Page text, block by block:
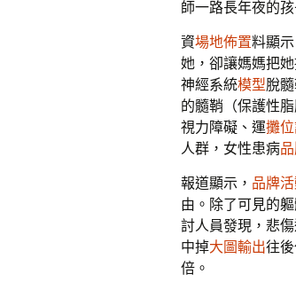
師一路長年夜的孩
資場地佈置料顯
她，卻讓媽媽把
神經系統模型脫
的髓鞘（保護性
視力障礙、運攤
人群，女性患病
報道顯示， 品牌
由。除了可見的
討人員發現，悲
中掉大圖輸出往
倍。